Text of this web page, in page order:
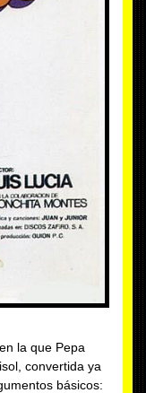
la que Pepa
convertida ya
básicos: